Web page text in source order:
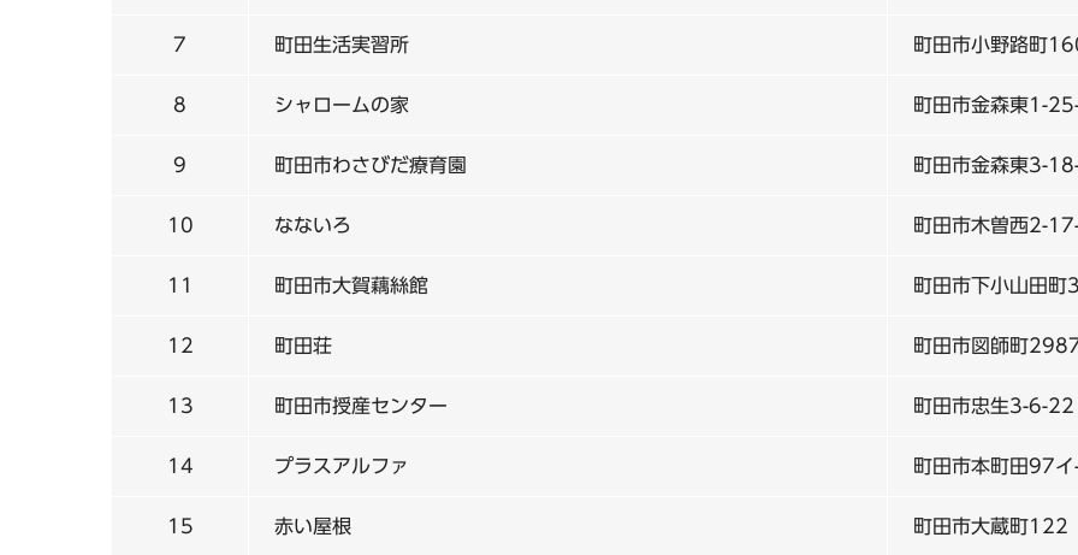
7 町田生活実習所 町田市小野路町
8 シャロームの家 町田市金森東1-
9 町田市わさびだ療育園 町田市金森東3-
10 なないろ 町田市木曽西2-
11 町田市大賀藕絲館 町田市下小山田
12 町田荘 町田市図師町
13 町田市授産センター 町田市忠生3-6-22
14 プラスアルファ 町田市本町田97
15 赤い屋根 町田市大蔵町122